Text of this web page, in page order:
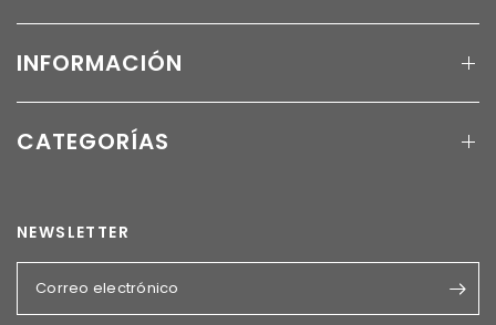
INFORMACIÓN
CATEGORÍAS
NEWSLETTER
Correo electrónico